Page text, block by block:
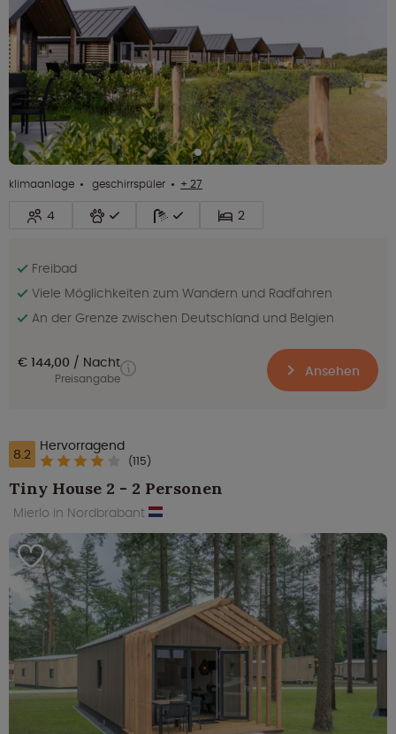
klimaanlage geschirrspüler + 27
4 2
Freibad
Viele Möglichkeiten zum Wandern und Radfahren
An der Grenze zwischen Deutschland und Belgien
€ 144,00 Nacht
Preisangabe Ansehen
8.2 Hervorragend
(115)
Tiny House 2 - 2 Personen
Mierlo in Nordbrabant